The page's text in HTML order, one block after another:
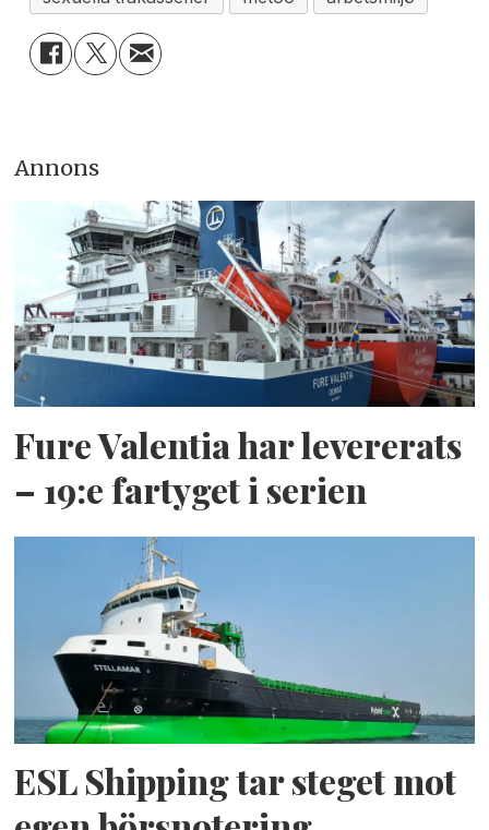
Annons
Fure Valentia har levererats
– 19:e fartyget i serien
ESL Shipping tar steget mot